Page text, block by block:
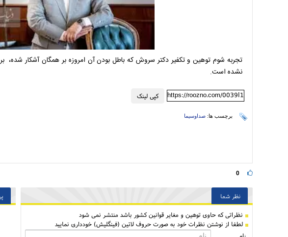
تجربه شوم توهین و تکفیر دکتر سروش که باطل بودن آن امروزه بر همگان آشکار شده،
نشده است.
کپی لینک https://roozno.com/0039I1
برچسب ها: صداوسیما
0
نظر شما
نظراتی كه حاوی توهین و مغایر قوانین کشور باشد منتشر نمی شود
لطفا از نوشتن نظرات خود به صورت حروف لاتین (فینگلیش) خودداری نمایید